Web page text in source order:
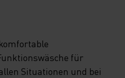
für
Situationen und bei